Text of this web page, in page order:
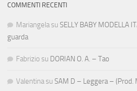
COMMENTI RECENTI
Mariangela su SELLY BABY MODELLA
guarda
Fabrizio su DORIAN O. A. – Tao
Valentina su SAM D – Leggera – (Prod.